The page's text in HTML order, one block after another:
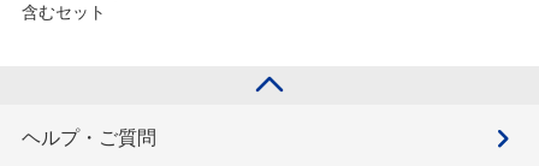
含むセット
ヘルプ・ご質問